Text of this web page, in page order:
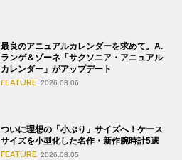
最良のアニュアルカレンダーを求めて。A.
ランゲ＆ゾーネ「サクソニア・アニュアル
カレンダー」がアップデート
FEATURE 2026.08.06
ついに理想の「小ぶり」サイズへ！ケース
サイズを小型化した名作・新作腕時計5選
FEATURE 2026.08.05